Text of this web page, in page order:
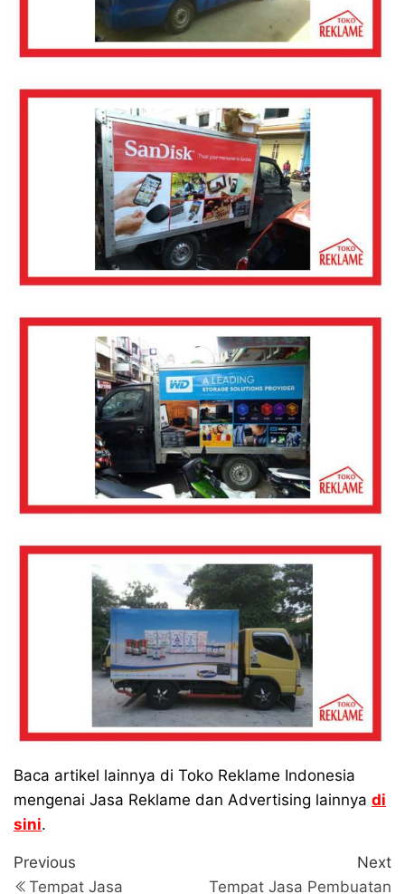
Baca artikel lainnya di Toko Reklame Indonesia
mengenai Jasa Reklame dan Advertising lainnya di
sini.
Navigasi
Previous
Post
Previous
Tempat Jasa
Next
Tempat Jasa Pembuatan